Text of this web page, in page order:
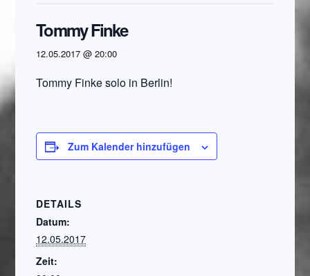
Tommy Finke
12.05.2017 @ 20:00
Tommy Finke solo in Berlin!
Zum Kalender hinzufügen
DETAILS
Datum:
12.05.2017
Zeit: